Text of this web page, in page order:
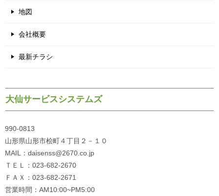
地図
会社概要
最新チラシ
大仙サービスシステムズ
990-0813
山形県山形市桧町４丁目２－１０
MAIL：daisenss@2670.co.jp
ＴＥＬ：023-682-2670
ＦＡＸ：023-682-2671
営業時間：AM10:00~PM5:00